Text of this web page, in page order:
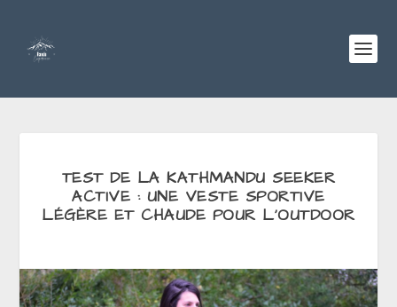
TEST DE LA KATHMANDU SEEKER
ACTIVE : UNE VESTE SPORTIVE
LÉGÈRE ET CHAUDE POUR L’OUTDOOR